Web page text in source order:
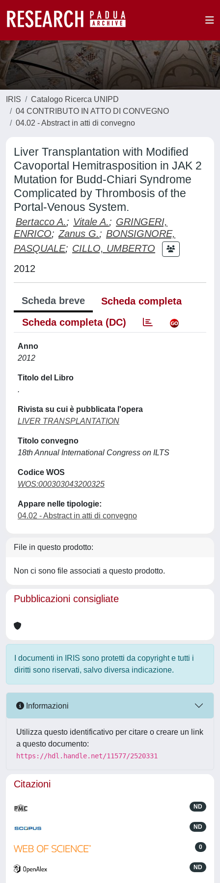
IRIS
Catalogo Ricerca UNIPD
04 CONTRIBUTO IN ATTO DI CONVEGNO
04.02 - Abstract in atti di convegno
Liver Transplantation with Modified
Cavoportal Hemitrasposition in JAK 2
Mutation for Budd-Chiari Syndrome
Complicated by Thrombosis of the
Portal-Venous System.
Bertacco A.; Vitale A.; GRINGERI,
ENRICO; Zanus G.; BONSIGNORE,
PASQUALE; CILLO, UMBERTO
2012
Scheda breve
Scheda completa
Scheda completa (DC)
Anno
2012
Titolo del Libro
.
Rivista su cui è pubblicata l'opera
LIVER TRANSPLANTATION
Titolo convegno
18th Annual International Congress on ILTS
Codice WOS
WOS:000303043200325
Appare nelle tipologie:
04.02 - Abstract in atti di convegno
File in questo prodotto:
Non ci sono file associati a questo prodotto.
Pubblicazioni consigliate
I documenti in IRIS sono protetti da copyright e tutti i
diritti sono riservati, salvo diversa indicazione.
Informazioni
Utilizza questo identificativo per citare o creare un link
a questo documento:
https://hdl.handle.net/11577/2520331
Citazioni
ND
ND
0
ND